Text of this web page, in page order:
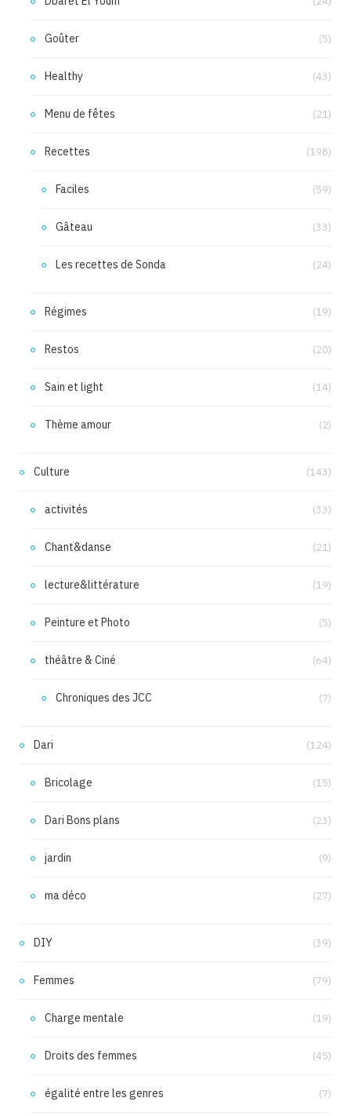
Goûter (5)
Healthy (43)
Menu de fêtes (21)
Recettes (198)
Faciles (59)
Gâteau (33)
Les recettes de Sonda (24)
Régimes (19)
Restos (20)
Sain et light (14)
Thème amour (2)
Culture (143)
activités (33)
Chant&danse (21)
lecture&littérature (19)
Peinture et Photo (5)
théâtre & Ciné (64)
Chroniques des JCC (7)
Dari (124)
Bricolage (15)
Dari Bons plans (23)
jardin (9)
ma déco (27)
DIY (39)
Femmes (79)
Charge mentale (19)
Droits des femmes (45)
égalité entre les genres (7)